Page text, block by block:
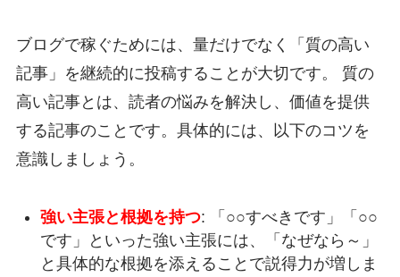
ブログで稼ぐためには、量だけでなく「質の高い
記事」を継続的に投稿することが大切です。 質の
高い記事とは、読者の悩みを解決し、価値を提供
する記事のことです。具体的には、以下のコツを
意識しましょう。
強い主張と根拠を持つ: 「○○すべきです」「○○
です」といった強い主張には、「なぜなら～」
と具体的な根拠を添えることで説得力が増しま